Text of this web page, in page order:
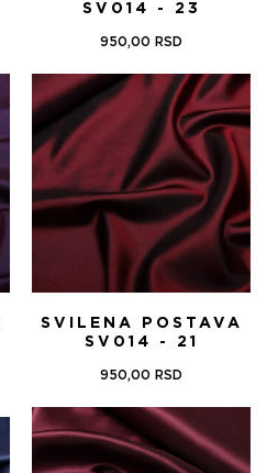
SV014 - 23
950,00 RSD
SVILENA POSTAVA
SV014 - 21
950,00 RSD